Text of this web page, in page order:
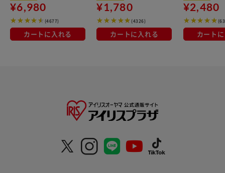
¥6,980
(4677)
カートに入れる
¥1,780
(4326)
カートに入れる
¥2,480
カート